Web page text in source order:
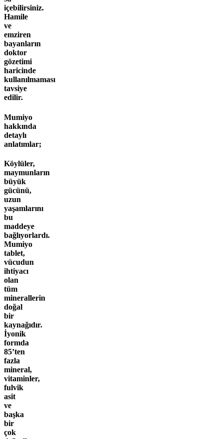
içebilirsiniz.
Hamile
ve
emziren
bayanların
doktor
gözetimi
haricinde
kullanılmaması
tavsiye
edilir.
Mumiyo
hakkında
detaylı
anlatımlar;
Köylüler,
maymunların
büyük
gücünü,
uzun
yaşamlarını
bu
maddeye
bağlıyorlardı.
Mumiyo
tablet,
vücudun
ihtiyacı
olan
tüm
minerallerin
doğal
bir
kaynağıdır.
İyonik
formda
85’ten
fazla
mineral,
vitaminler,
fulvik
asit
ve
başka
bir
çok